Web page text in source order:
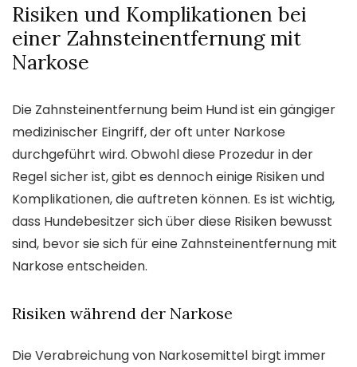
Risiken und Komplikationen bei
einer Zahnsteinentfernung mit
Narkose
Die Zahnsteinentfernung beim Hund ist ein gängiger
medizinischer Eingriff, der oft unter Narkose
durchgeführt wird. Obwohl diese Prozedur in der
Regel sicher ist, gibt es dennoch einige Risiken und
Komplikationen, die auftreten können. Es ist wichtig,
dass Hundebesitzer sich über diese Risiken bewusst
sind, bevor sie sich für eine Zahnsteinentfernung mit
Narkose entscheiden.
Risiken während der Narkose
Die Verabreichung von Narkosemittel birgt immer